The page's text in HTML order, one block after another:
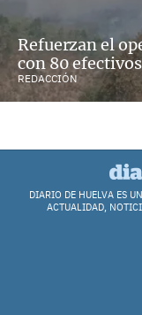
Refuerzan el
con 80
REDACCIÓN
DIARIO DE HUELVA ES
ACTUALIDAD,